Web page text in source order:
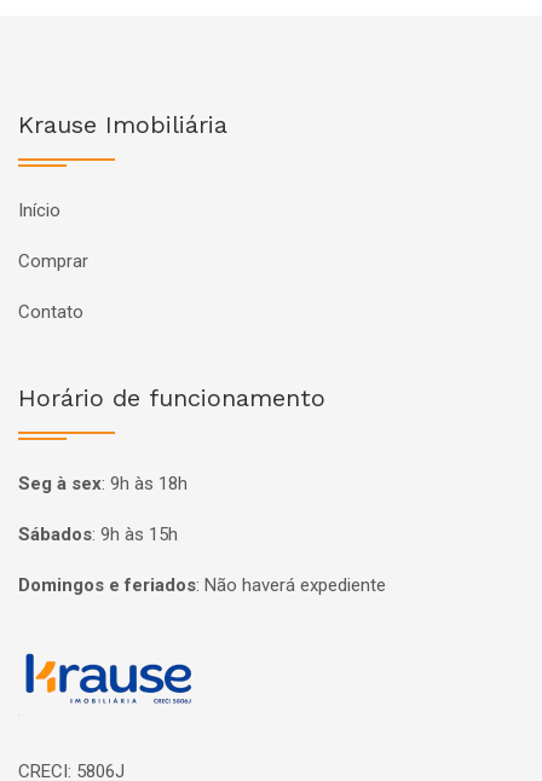
Krause Imobiliária
Início
Comprar
Contato
Horário de funcionamento
Seg à sex: 9h às 18h
Sábados: 9h às 15h
Domingos e feriados: Não haverá expediente
Página inicial
CRECI: 5806J